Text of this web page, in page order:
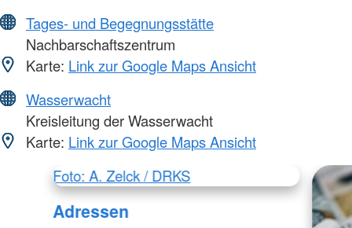
Tages- und Begegnungsstätte
Nachbarschaftszentrum
Karte: Link zur Google Maps Ansicht
Wasserwacht
Kreisleitung der Wasserwacht
Karte: Link zur Google Maps Ansicht
Foto: A. Zelck / DRKS
Adressen